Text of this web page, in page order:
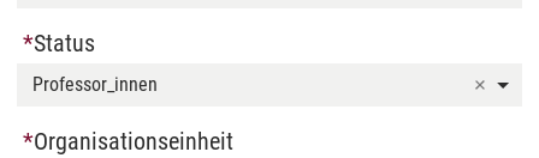
Status
Professor_innen
Organisationseinheit